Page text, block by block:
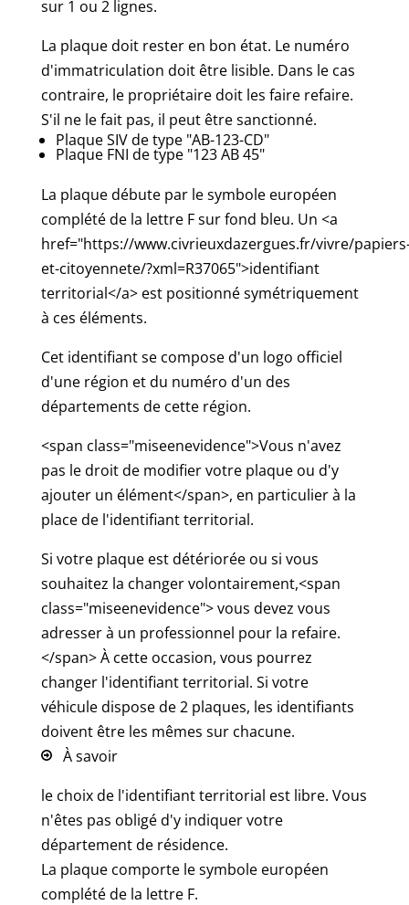
sur 1 ou 2 lignes.
La plaque doit rester en bon état. Le numéro
d'immatriculation doit être lisible. Dans le cas
contraire, le propriétaire doit les faire refaire.
S'il ne le fait pas, il peut être sanctionné.
Plaque SIV de type "AB-123-CD"
Plaque FNI de type "123 AB 45"
La plaque débute par le symbole européen
complété de la lettre F sur fond bleu. Un <a
href="https://www.civrieuxdazergues.fr/vivre/
et-citoyennete/?xml=R37065">identifiant
territorial</a> est positionné symétriquement
à ces éléments.
Cet identifiant se compose d'un logo officiel
d'une région et du numéro d'un des
départements de cette région.
<span class="miseenevidence">Vous n'avez
pas le droit de modifier votre plaque ou d'y
ajouter un élément</span>, en particulier à la
place de l'identifiant territorial.
Si votre plaque est détériorée ou si vous
souhaitez la changer volontairement,<span
class="miseenevidence"> vous devez vous
adresser à un professionnel pour la refaire.
</span> À cette occasion, vous pourrez
changer l'identifiant territorial. Si votre
véhicule dispose de 2 plaques, les identifiants
doivent être les mêmes sur chacune.
À savoir
le choix de l'identifiant territorial est libre. Vous
n'êtes pas obligé d'y indiquer votre
département de résidence.
La plaque comporte le symbole européen
complété de la lettre F.